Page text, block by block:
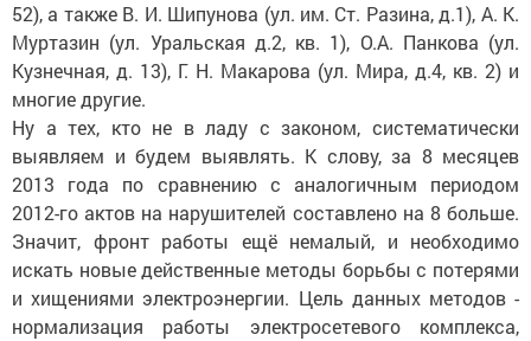
52), а также В. И. Шипунова (ул. им. Ст. Разина, д.1), А. К.
Муртазин (ул. Уральская д.2, кв. 1), О.А. Панкова (ул.
Кузнечная, д. 13), Г. Н. Макарова (ул. Мира, д.4, кв. 2) и
многие другие.
Ну а тех, кто не в ладу с законом, систематически
выявляем и будем выявлять. К слову, за 8 месяцев
2013 года по сравнению с аналогичным периодом
2012-го актов на нарушителей составлено на 8 больше.
Значит, фронт работы ещё немалый, и необходимо
искать новые действенные методы борьбы с потерями
и хищениями электроэнергии. Цель данных методов -
нормализация работы электросетевого комплекса,